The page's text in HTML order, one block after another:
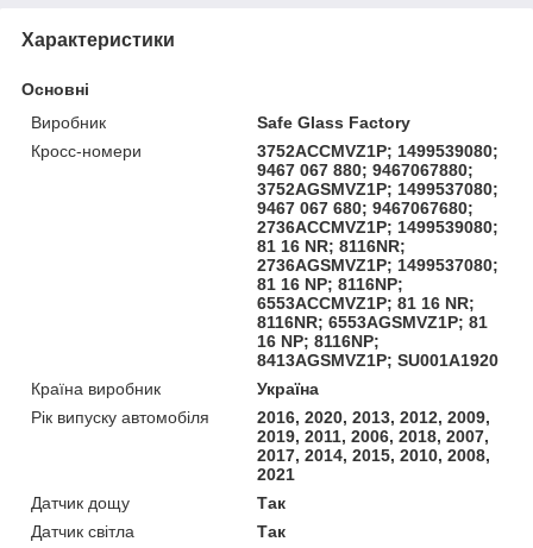
Характеристики
Основні
Виробник
Safe Glass Factory
Кросс-номери
3752ACCMVZ1P; 1499539080;
9467 067 880; 9467067880;
3752AGSMVZ1P; 1499537080;
9467 067 680; 9467067680;
2736ACCMVZ1P; 1499539080;
81 16 NR; 8116NR;
2736AGSMVZ1P; 1499537080;
81 16 NP; 8116NP;
6553ACCMVZ1P; 81 16 NR;
8116NR; 6553AGSMVZ1P; 81
16 NP; 8116NP;
8413AGSMVZ1P; SU001A1920
Країна виробник
Україна
Рік випуску автомобіля
2016, 2020, 2013, 2012, 2009,
2019, 2011, 2006, 2018, 2007,
2017, 2014, 2015, 2010, 2008,
2021
Датчик дощу
Так
Датчик світла
Так